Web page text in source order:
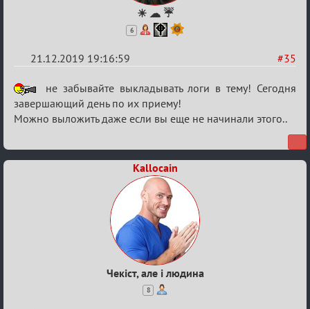
☀ ☁ ☔
6
#35
21.12.2019 19:16:59
Re:
Обсуждение
Охоты
скальпами
не забывайте выкладывать логи в тему! Сегодня
завершающий день по их приему!
Можно выложить даже если вы еще не начинали этого..
Kallocain
Чекіст, але і людина
8